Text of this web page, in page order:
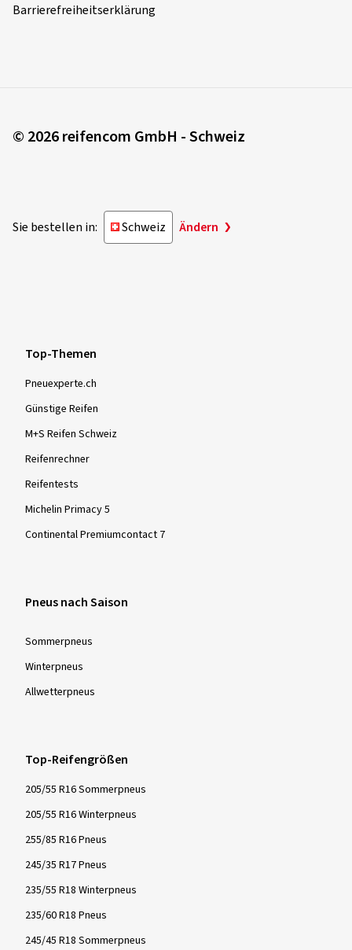
Barrierefreiheitserklärung
© 2026 reifencom GmbH - Schweiz
Sie bestellen in: Schweiz Ändern
Top-Themen
Pneuexperte.ch
Günstige Reifen
M+S Reifen Schweiz
Reifenrechner
Reifentests
Michelin Primacy 5
Continental Premiumcontact 7
Pneus nach Saison
Sommer­pneus
Winter­pneus
Allwetter­pneus
Top-Reifengrößen
205/55 R16 Sommerpneus
205/55 R16 Winterpneus
255/85 R16 Pneus
245/35 R17 Pneus
235/55 R18 Winterpneus
235/60 R18 Pneus
245/45 R18 Sommerpneus